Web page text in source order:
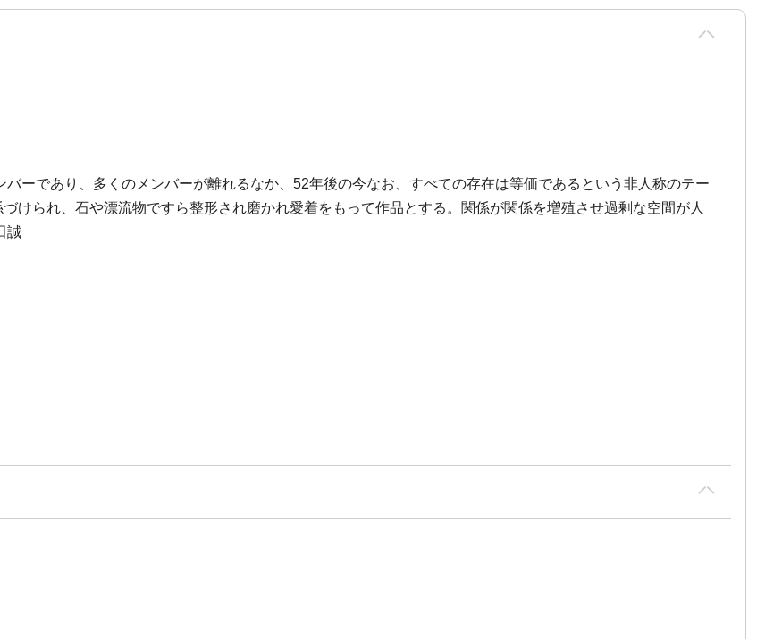
ーであり、多くのメンバーが離れるなか、52年後の今なお、すべての存在は等価であるという非人称のテー
けられ、石や漂流物ですら整形され磨かれ愛着をもって作品とする。関係が関係を増殖させ過剰な空間が人
誠